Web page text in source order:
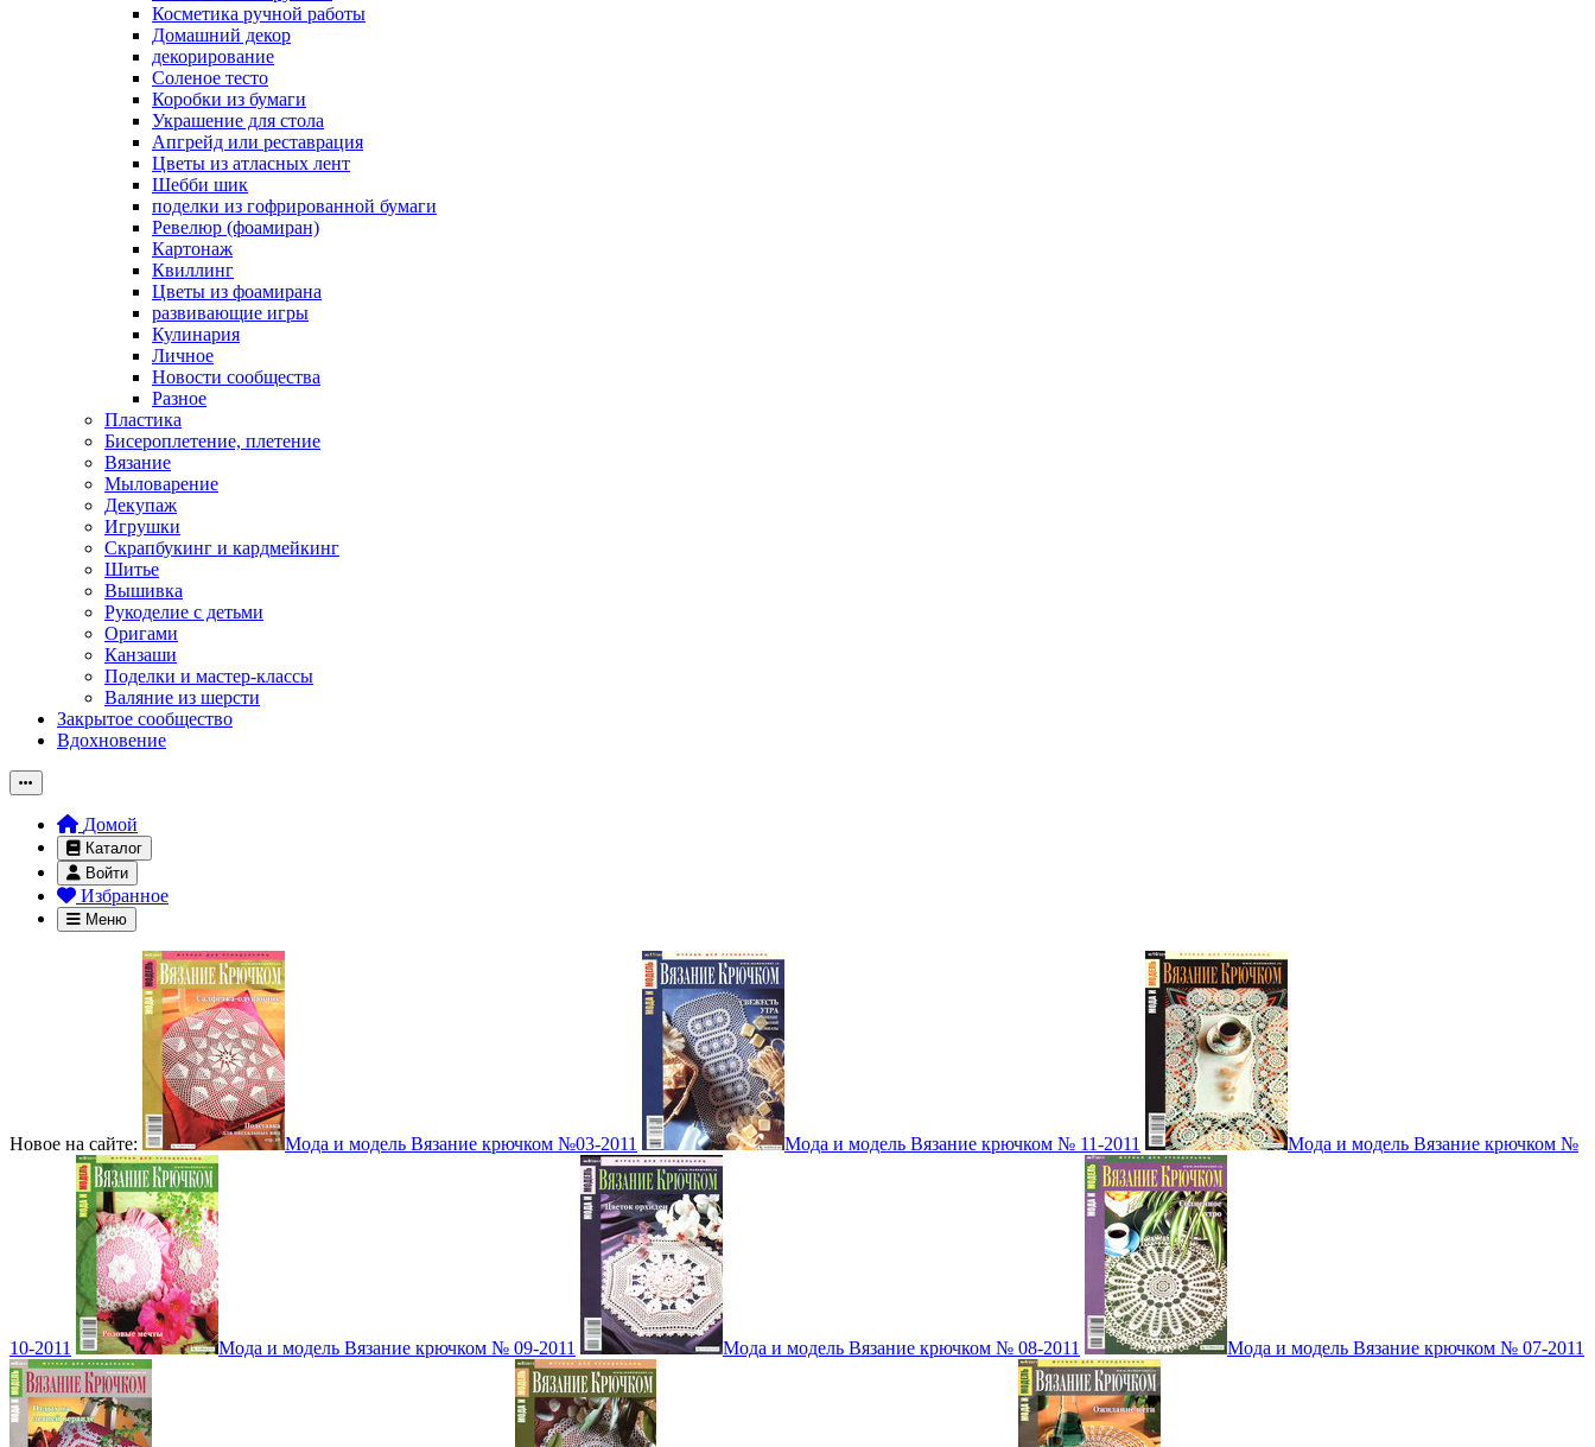
Косметика ручной работы
Домашний декор
декорирование
Соленое тесто
Коробки из бумаги
Украшение для стола
Апгрейд или реставрация
Цветы из атласных лент
Шебби шик
поделки из гофрированной бумаги
Ревелюр (фоамиран)
Картонаж
Квиллинг
Цветы из фоамирана
развивающие игры
Кулинария
Личное
Новости сообщества
Разное
Пластика
Бисероплетение, плетение
Вязание
Мыловарение
Декупаж
Игрушки
Скрапбукинг и кардмейкинг
Шитье
Вышивка
Рукоделие с детьми
Оригами
Канзаши
Поделки и мастер-классы
Валяние из шерсти
Закрытое сообщество
Вдохновение
Домой
Каталог
Войти
Избранное
Меню
Новое на сайте: Мода и модель Вязание крючком №03-2011 Мода и модель Вязание крючком № 11-2011 Мода и модель Вязание крючком №
10-2011 Мода и модель Вязание крючком № 09-2011 Мода и модель Вязание крючком № 08-2011 Мода и модель Вязание крючком № 07-2011